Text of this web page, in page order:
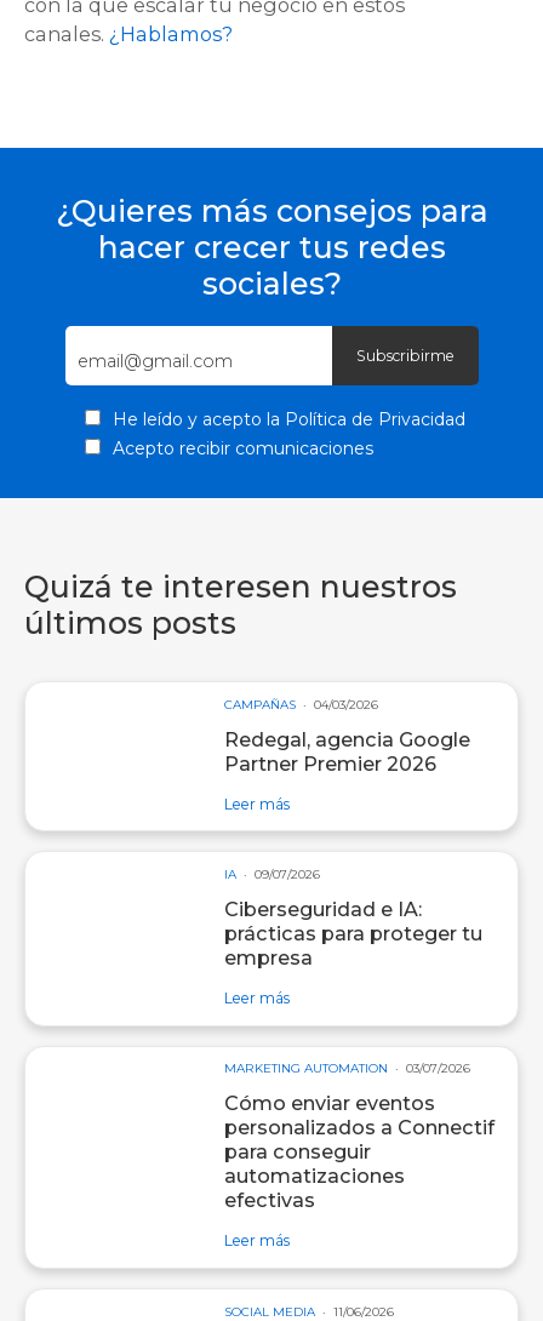
canales. ¿Hablamos?
¿Quieres más consejos para
hacer crecer tus redes
sociales?
He leído y acepto la Política de Privacidad
Acepto recibir comunicaciones
Quizá te interesen nuestros
últimos posts
CAMPAÑAS 04/03/2026
Redegal, agencia Google
Partner Premier 2026
Leer mássobre entrada Redegal, agencia
IA 09/07/2026
Ciberseguridad e IA:
prácticas para proteger tu
empresa
Leer mássobre entrada Ciberseguridad e
MARKETING AUTOMATION 03/07/2026
Cómo enviar eventos
personalizados a Connectif
para conseguir
automatizaciones
efectivas
Leer mássobre entrada Cómo enviar
SOCIAL MEDIA 11/06/2026